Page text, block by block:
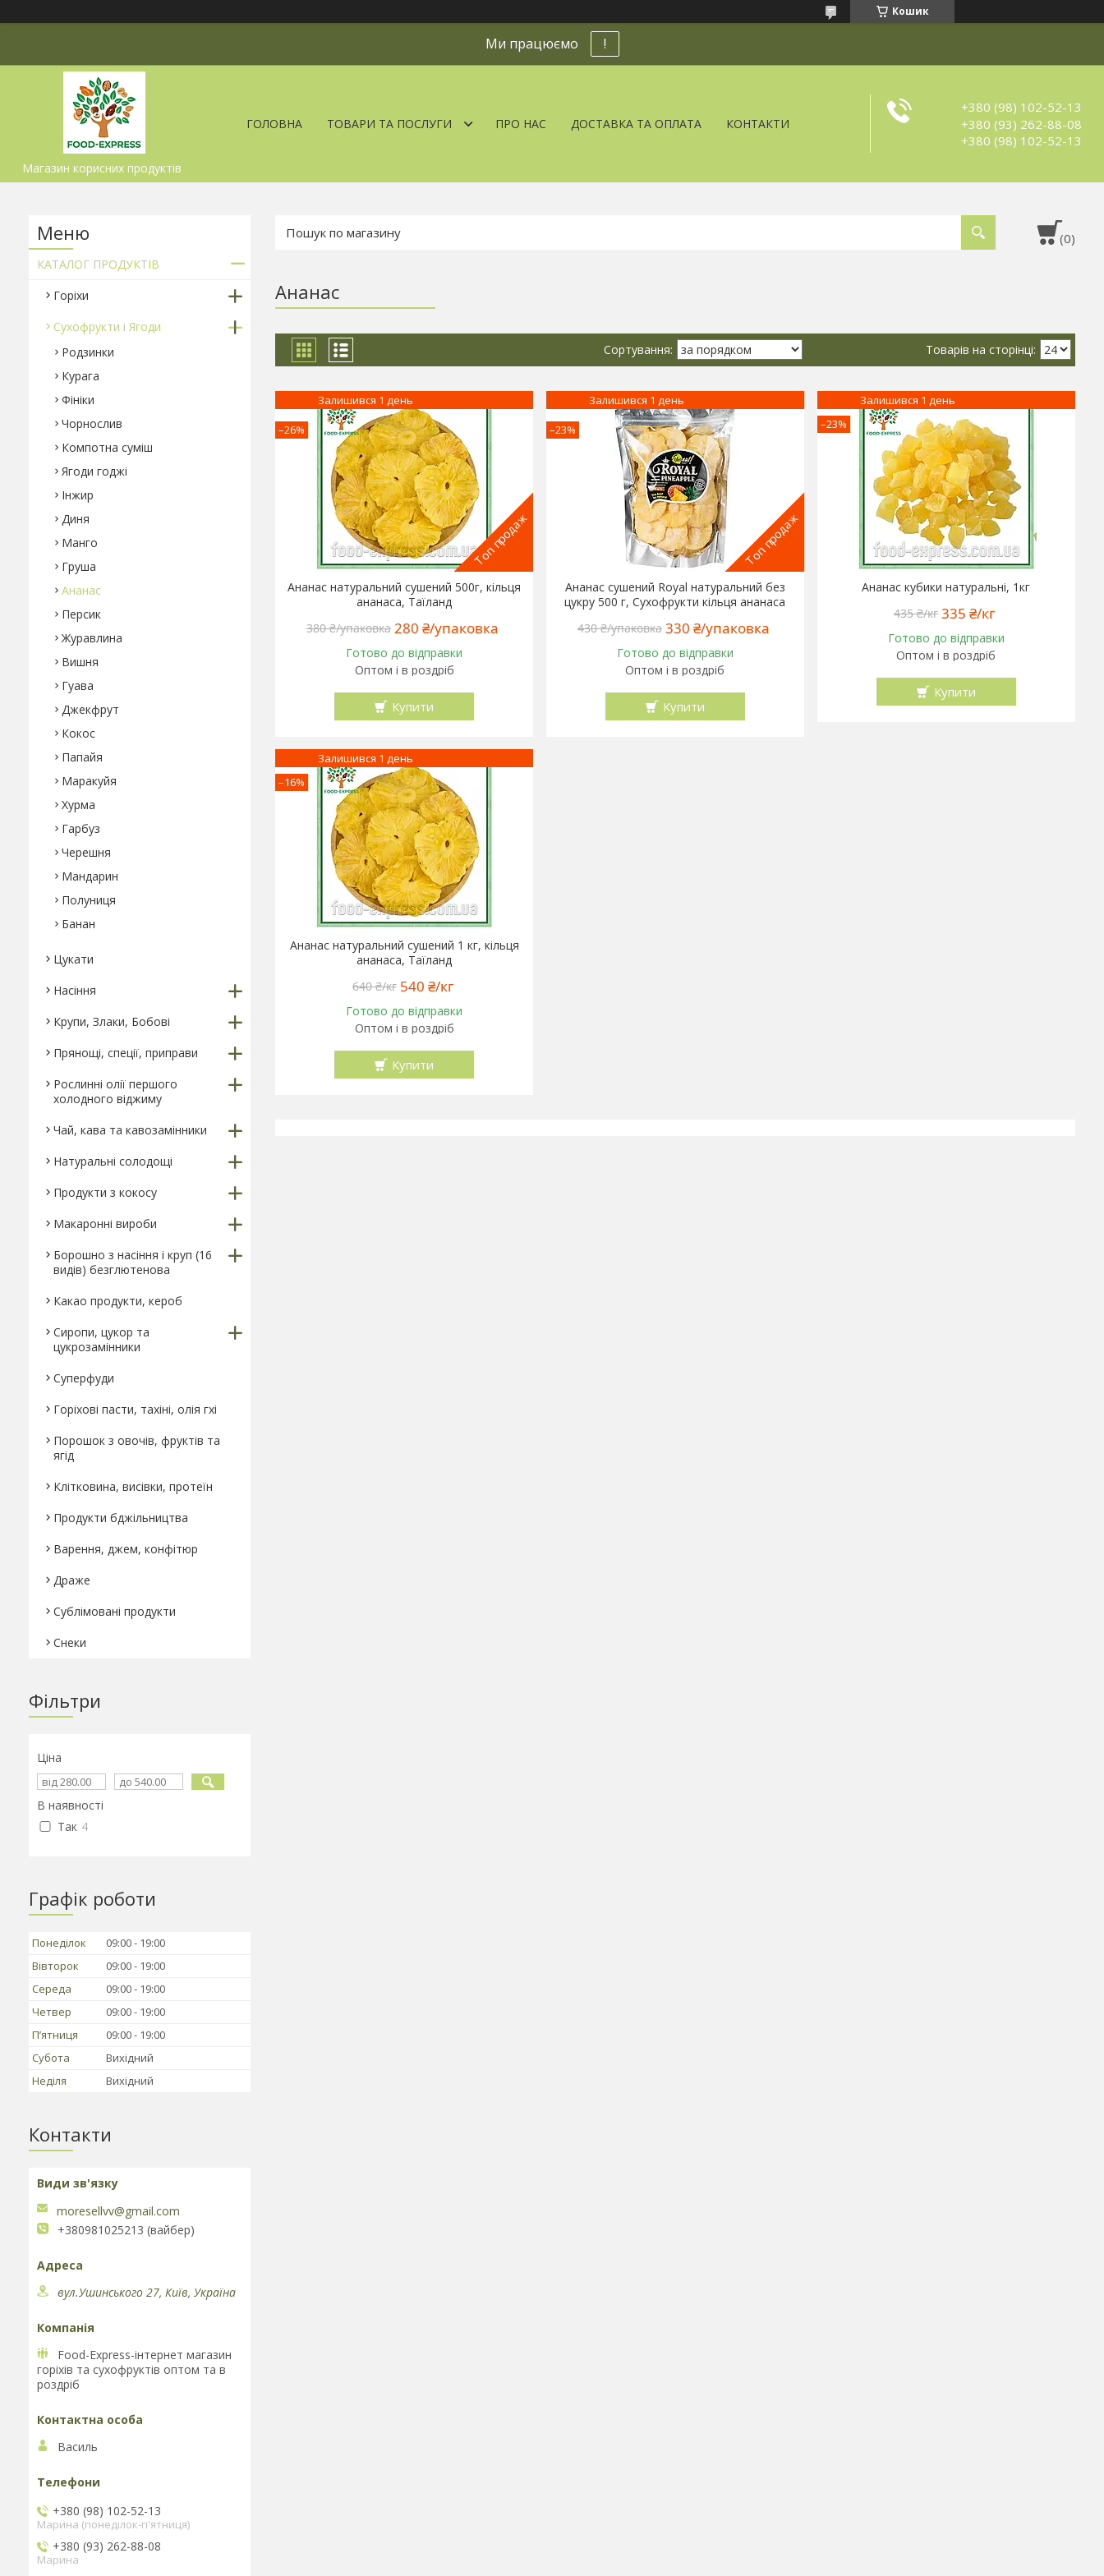
Кошик
Ми працюємо !
Магазин корисних продуктів
ГОЛОВНА ТОВАРИ ТА ПОСЛУГИ ПРО НАС ДОСТАВКА ТА ОПЛАТА КОНТАКТИ
+380 (98) 102-52-13
+380 (93) 262-88-08
+380 (98) 102-52-13
Ананас
Топ продаж
–26%
Залишився 1 день
Ананас натуральний сушений 500г, кільця
ананаса, Таїланд
380 ₴/упаковка 280 ₴/упаковка
Готово до відправки
Оптом і в роздріб
Купити
Топ продаж
–23%
Залишився 1 день
Ананас сушений Royal натуральний без
цукру 500 г, Сухофрукти кільця ананаса
430 ₴/упаковка 330 ₴/упаковка
Готово до відправки
Оптом і в роздріб
Купити
–23%
Залишився 1 день
Ананас кубики натуральні, 1кг
435 ₴/кг 335 ₴/кг
Готово до відправки
Оптом і в роздріб
Купити
–16%
Залишився 1 день
Ананас натуральний сушений 1 кг, кільця
ананаса, Таїланд
640 ₴/кг 540 ₴/кг
Готово до відправки
Оптом і в роздріб
Купити
КАТАЛОГ ПРОДУКТІВ
Горіхи
Сухофрукти і Ягоди
Родзинки
Курага
Фініки
Чорнослив
Компотна суміш
Ягоди годжі
Інжир
Диня
Манго
Груша
Ананас
Персик
Журавлина
Вишня
Гуава
Джекфрут
Кокос
Папайя
Маракуйя
Хурма
Гарбуз
Черешня
Мандарин
Полуниця
Банан
Цукати
Насіння
Крупи, Злаки, Бобові
Прянощі, спеції, приправи
Рослинні олії першого
холодного віджиму
Чай, кава та кавозамінники
Натуральні солодощі
Продукти з кокосу
Макаронні вироби
Борошно з насіння і круп (16
видів) безглютенова
Какао продукти, кероб
Сиропи, цукор та
цукрозамінники
Суперфуди
Горіхові пасти, тахіні, олія гхі
Порошок з овочів, фруктів та
ягід
Клітковина, висівки, протеїн
Продукти бджільництва
Варення, джем, конфітюр
Драже
Сублімовані продукти
Снеки
Фільтри
Ціна
В наявності
Так 4
Графік роботи
Понеділок 09:00
19:00
Вівторок
09:00
19:00
Середа
09:00
19:00
Четвер
09:00
19:00
Пʼятниця
09:00
19:00
Субота
Вихідний
Неділя
Вихідний
Контакти
moresellvv@gmail.com
+380981025213 (вайбер)
вул.Ушинського 27, Київ, Україна
Food-Express-інтернет магазин
горіхів та сухофруктів оптом та в
роздріб
Василь
+380 (98) 102-52-13
Марина (понеділок-п'ятниця)
+380 (93) 262-88-08
Марина